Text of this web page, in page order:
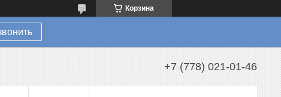
Корзина
+7 (778) 021-01-46